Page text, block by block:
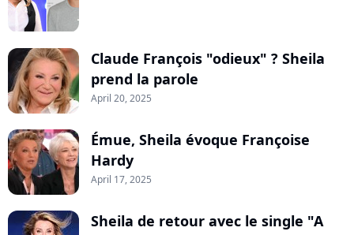
Claude François "odieux" ? Sheila
prend la parole
April 20, 2025
Émue, Sheila évoque Françoise
Hardy
April 17, 2025
Sheila de retour avec le single "A